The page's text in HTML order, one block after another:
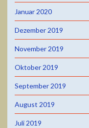
Januar 2020
Dezember 2019
November 2019
Oktober 2019
September 2019
August 2019
Juli 2019